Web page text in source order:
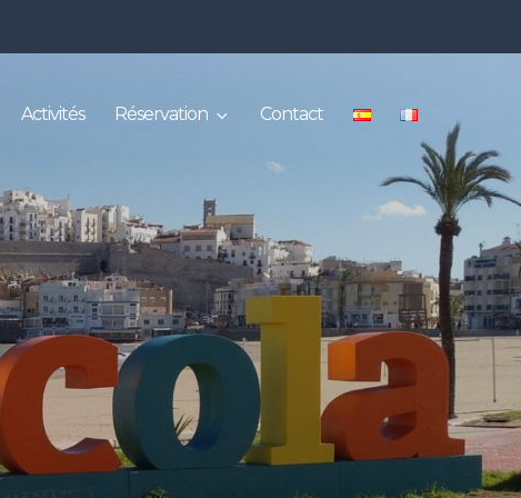
Activités Réservation Contact